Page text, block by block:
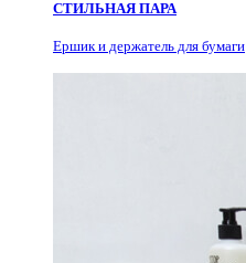
СТИЛЬНАЯ ПАРА
Ершик и держатель для бумаги